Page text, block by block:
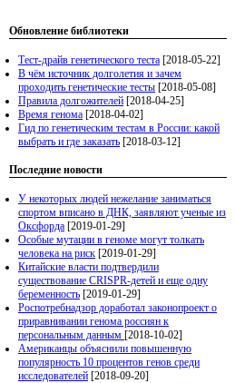
Обновление библиотеки
Тест-драйв генетического теста [2018-05-22]
В чём источник долголетия и зачем
проходить генетические тесты [2018-05-08]
Правила долгожителей [2018-04-25]
Время генома [2018-04-02]
Гид по генетическим тестам в России: какой
выбрать и где заказать [2018-03-12]
Последние новости
У некоторых людей нежелание заниматься
спортом вписано в ДНК, заявляют ученые из
Оксфорда [2019-01-29]
Особые мутации в геноме могут толкать
человека на риск [2019-01-29]
Китайские власти подтвердили
существование CRISPR-детей и еще одну
беременность [2019-01-29]
Роспотребнадзор доработал законопроект о
приравнивании генома россиян к
персональным данным [2018-10-02]
Американцы объяснили повышенную
популярность 10 процентов генов среди
исследователей [2018-09-20]